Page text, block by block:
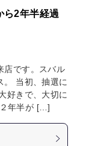
ら2年半経過
店です。スバル
。 当初、抽選に
好きで、大切に
年半が […]